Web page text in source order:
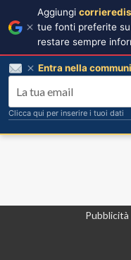
Pubblicità
Aggiungi
tue fonti preferite
restare sempre
Entra nella
Clicca qui per inserire i tuoi dati